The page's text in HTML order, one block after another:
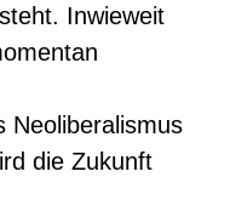
Inwieweit
Neoliberalismus
die Zukunft